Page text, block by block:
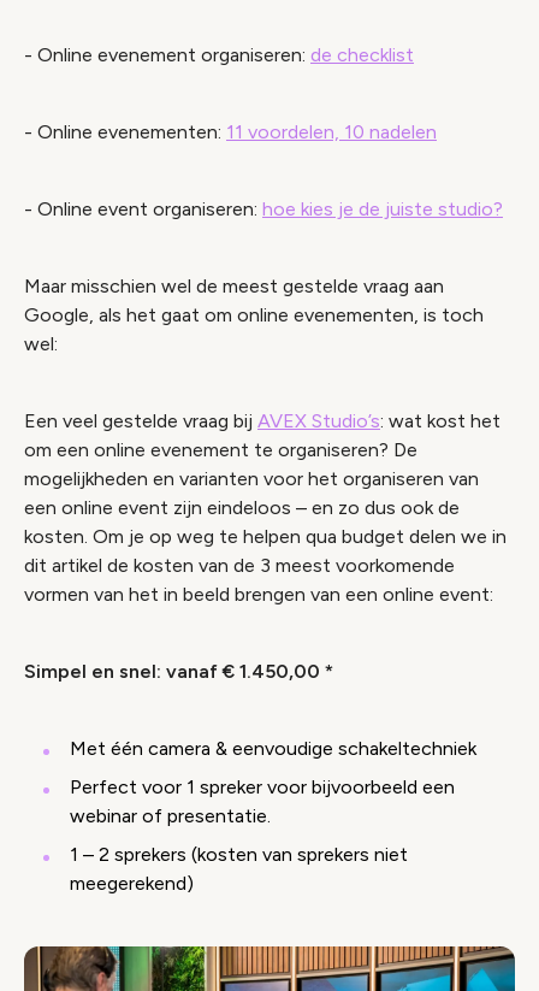
- Online evenement organiseren: de checklist
- Online evenementen: 11 voordelen, 10 nadelen
- Online event organiseren: hoe kies je de juiste studio?
Maar misschien wel de meest gestelde vraag aan
Google, als het gaat om online evenementen, is toch
wel:
Een veel gestelde vraag bij AVEX Studio’s: wat kost het
om een online evenement te organiseren? De
mogelijkheden en varianten voor het organiseren van
een online event zijn eindeloos – en zo dus ook de
kosten. Om je op weg te helpen qua budget delen we in
dit artikel de kosten van de 3 meest voorkomende
vormen van het in beeld brengen van een online event:
Simpel en snel: vanaf € 1.450,00 *
Met één camera & eenvoudige schakeltechniek
Perfect voor 1 spreker voor bijvoorbeeld een
webinar of presentatie.
1 – 2 sprekers (kosten van sprekers niet
meegerekend)